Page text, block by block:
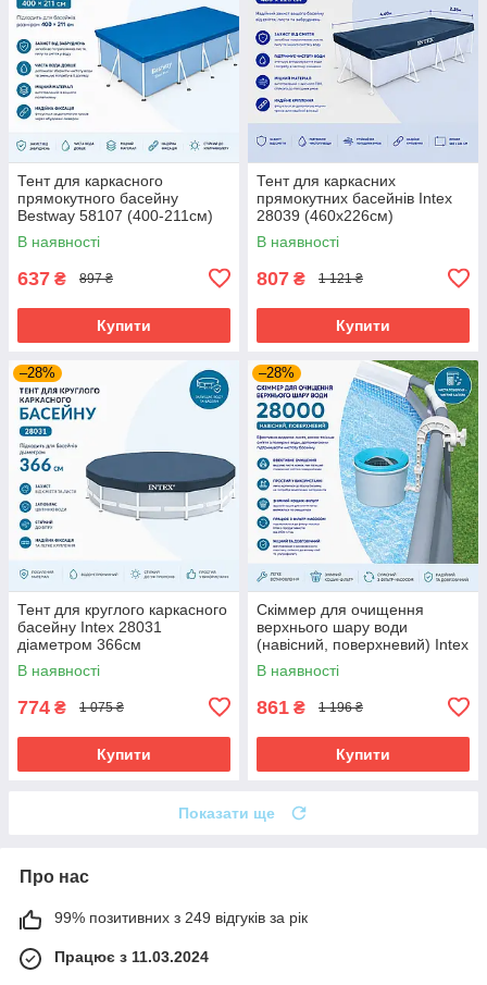
Тент для каркасного
прямокутного басейну
Bestway 58107 (400-211см)
В наявності
637 ₴ 897 ₴
Купити
Тент для каркасних
прямокутних басейнів Intex
28039 (460x226см)
В наявності
807 ₴ 1 121 ₴
Купити
–28%
Тент для круглого каркасного
басейну Intex 28031
діаметром 366см
В наявності
774 ₴ 1 075 ₴
Купити
–28%
Скіммер для очищення
верхнього шару води
(навісний, поверхневий) Intex
28000
В наявності
861 ₴ 1 196 ₴
Купити
Показати ще
Про нас
99% позитивних з 249 відгуків за рік
Працює з 11.03.2024